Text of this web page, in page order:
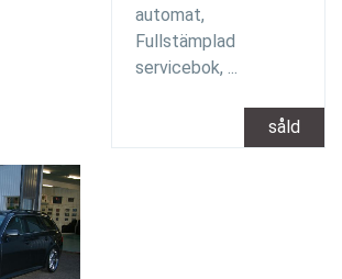
automat,
Fullstämplad
servicebok, ...
såld